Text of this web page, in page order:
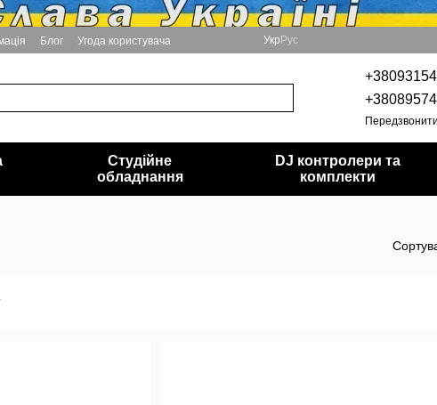
Блог Угода користувача Укр Рус
Студійне
обладнання
DJ контролери та
комплекти